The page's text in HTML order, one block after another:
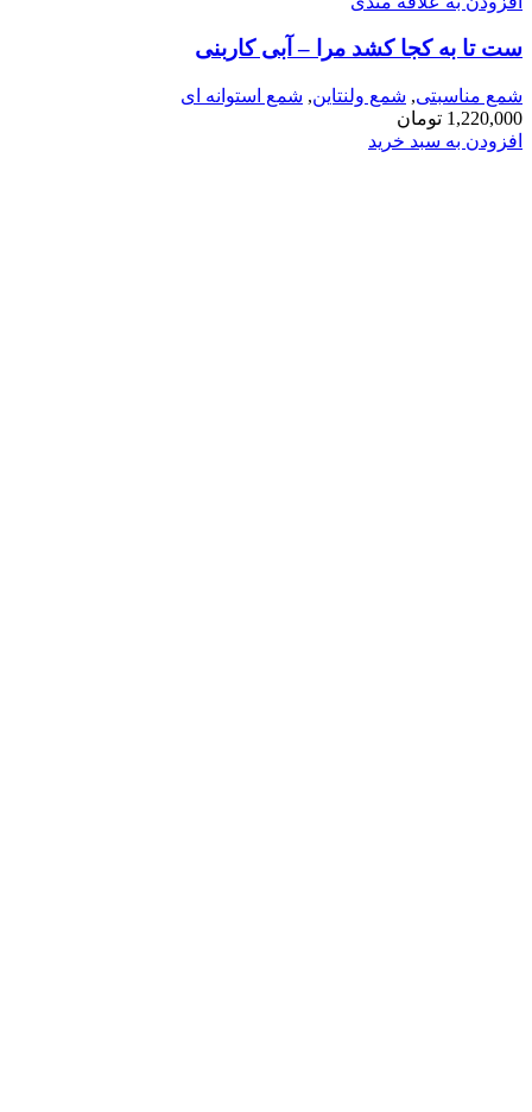
ست تا به کجا کشد مرا – آبی کاربنی
شمع مناسبتی, شمع ولنتاین, شمع استوانه ای
1,220,000 تومان
افزودن به سبد خرید